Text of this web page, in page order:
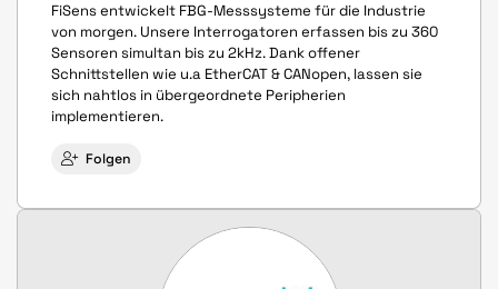
FiSens entwickelt FBG-Messsysteme für die Industrie
von morgen. Unsere Interrogatoren erfassen bis zu 360
Sensoren simultan bis zu 2kHz. Dank offener
Schnittstellen wie u.a EtherCAT & CANopen, lassen sie
sich nahtlos in übergeordnete Peripherien
implementieren.
Folgen